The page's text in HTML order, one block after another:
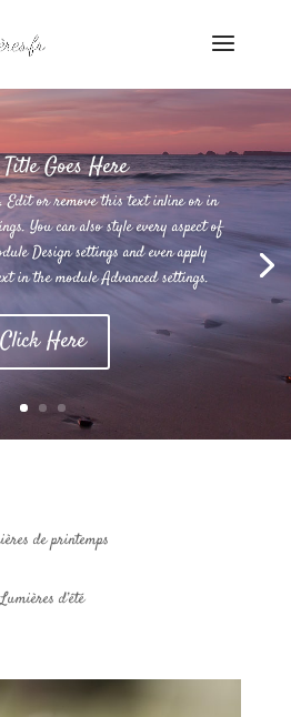
Goes Here
Edit or remove this text inline or in
You can also style every aspect of
Design settings and even apply
in the module Advanced settings.
Click Here
de printemps
Lumières d’été